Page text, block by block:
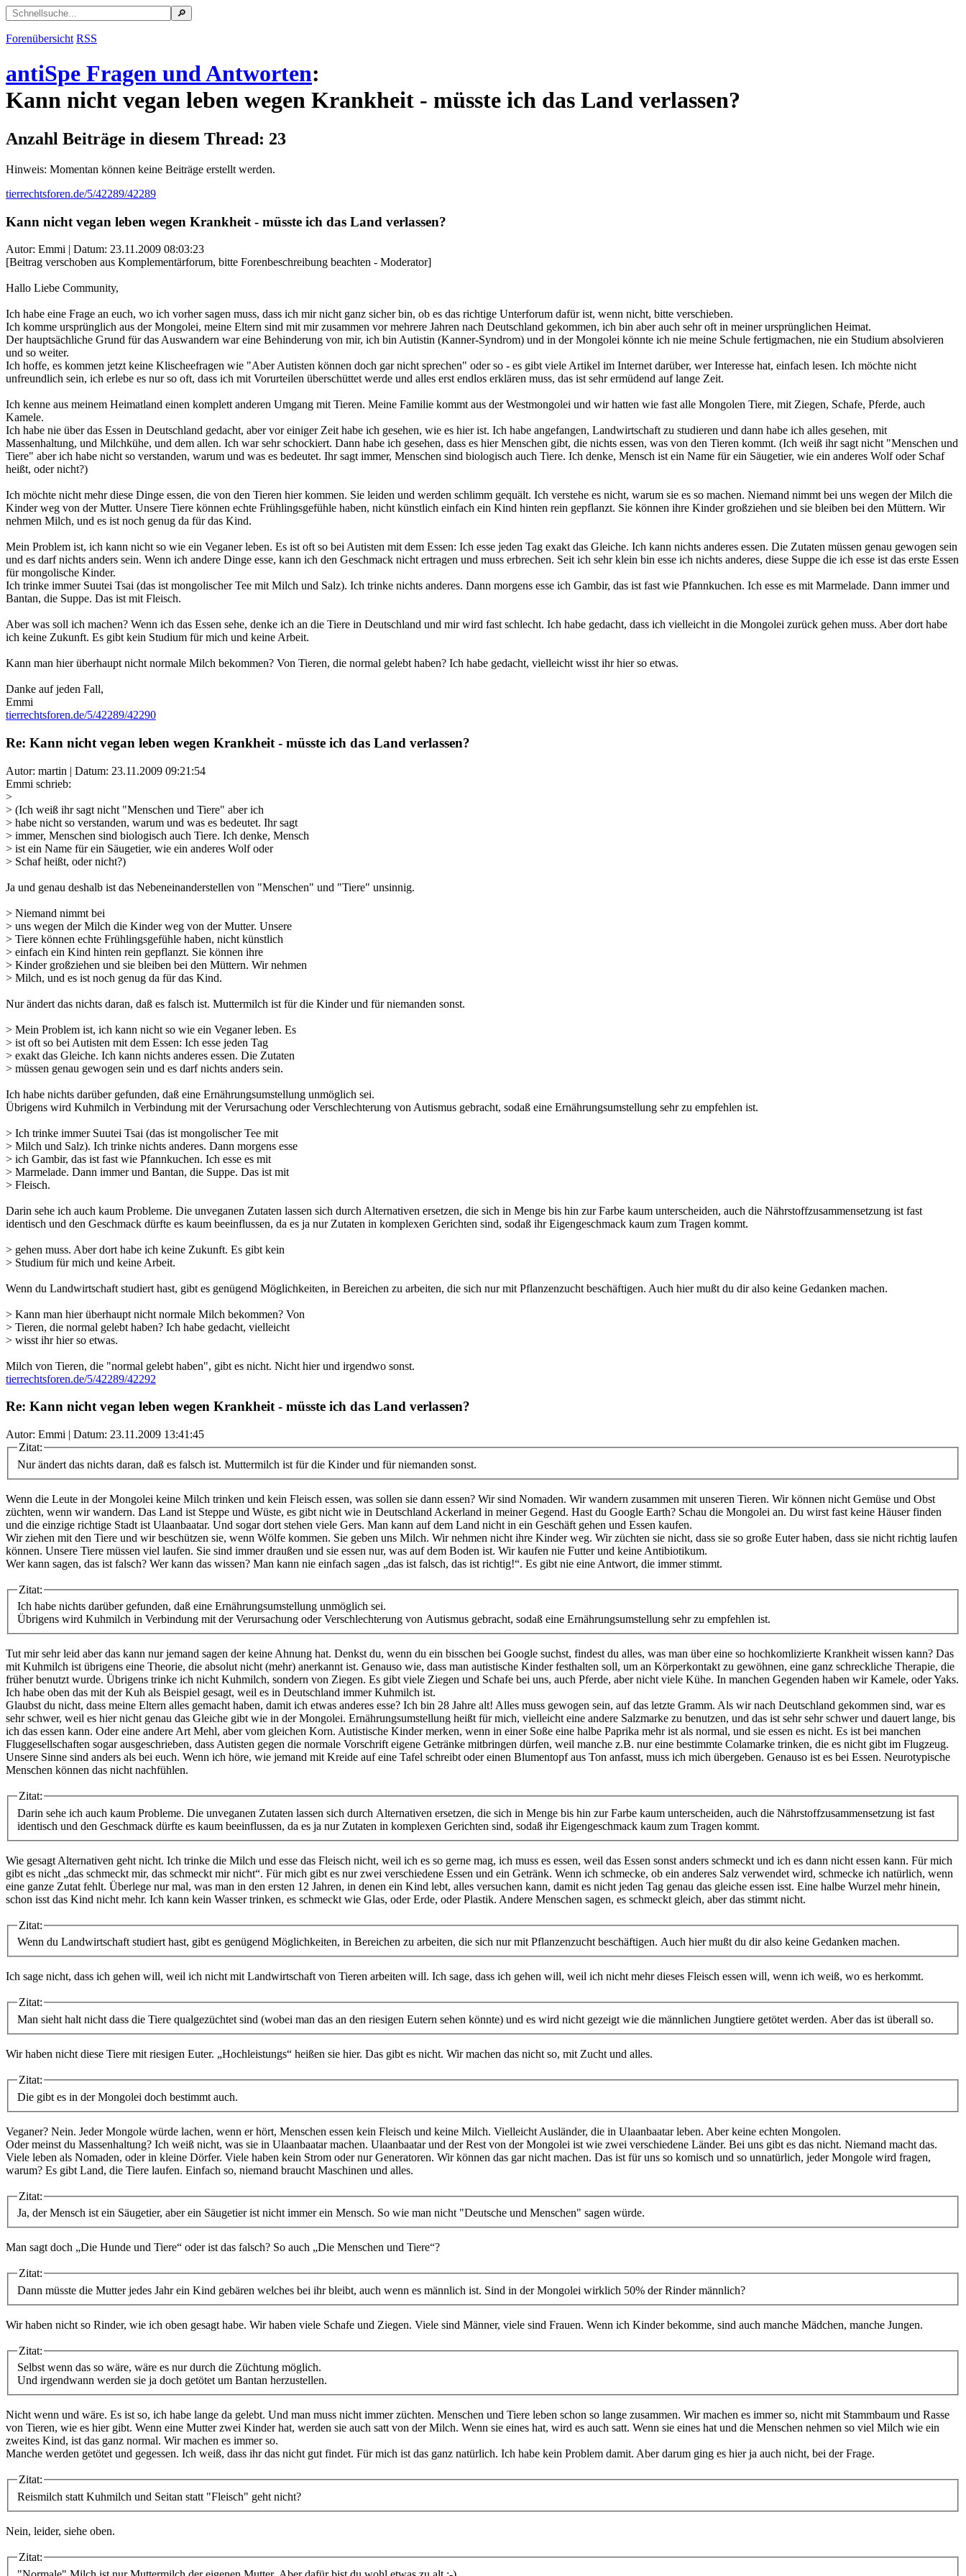
Forenübersicht RSS
antiSpe Fragen und Antworten:
Kann nicht vegan leben wegen Krankheit - müsste ich das Land verlassen?
Anzahl Beiträge in diesem Thread: 23
Hinweis: Momentan können keine Beiträge erstellt werden.
tierrechtsforen.de/5/42289/42289
Kann nicht vegan leben wegen Krankheit - müsste ich das Land verlassen?
Autor: Emmi | Datum: 23.11.2009 08:03:23
[Beitrag verschoben aus Komplementärforum, bitte Forenbeschreibung beachten - Moderator]
Hallo Liebe Community,
Ich habe eine Frage an euch, wo ich vorher sagen muss, dass ich mir nicht ganz sicher bin, ob es das richtige Unterforum dafür ist, wenn nicht, bitte verschieben.
Ich komme ursprünglich aus der Mongolei, meine Eltern sind mit mir zusammen vor mehrere Jahren nach Deutschland gekommen, ich bin aber auch sehr oft in meiner ursprünglichen Heimat.
Der hauptsächliche Grund für das Auswandern war eine Behinderung von mir, ich bin Autistin (Kanner-Syndrom) und in der Mongolei könnte ich nie meine Schule fertigmachen, nie ein Studium absolvieren
und so weiter.
Ich hoffe, es kommen jetzt keine Klischeefragen wie "Aber Autisten können doch gar nicht sprechen" oder so - es gibt viele Artikel im Internet darüber, wer Interesse hat, einfach lesen. Ich möchte nicht
unfreundlich sein, ich erlebe es nur so oft, dass ich mit Vorurteilen überschüttet werde und alles erst endlos erklären muss, das ist sehr ermüdend auf lange Zeit.
Ich kenne aus meinem Heimatland einen komplett anderen Umgang mit Tieren. Meine Familie kommt aus der Westmongolei und wir hatten wie fast alle Mongolen Tiere, mit Ziegen, Schafe, Pferde, auch
Kamele.
Ich habe nie über das Essen in Deutschland gedacht, aber vor einiger Zeit habe ich gesehen, wie es hier ist. Ich habe angefangen, Landwirtschaft zu studieren und dann habe ich alles gesehen, mit
Massenhaltung, und Milchkühe, und dem allen. Ich war sehr schockiert. Dann habe ich gesehen, dass es hier Menschen gibt, die nichts essen, was von den Tieren kommt. (Ich weiß ihr sagt nicht "Menschen und
Tiere" aber ich habe nicht so verstanden, warum und was es bedeutet. Ihr sagt immer, Menschen sind biologisch auch Tiere. Ich denke, Mensch ist ein Name für ein Säugetier, wie ein anderes Wolf oder Schaf
heißt, oder nicht?)
Ich möchte nicht mehr diese Dinge essen, die von den Tieren hier kommen. Sie leiden und werden schlimm gequält. Ich verstehe es nicht, warum sie es so machen. Niemand nimmt bei uns wegen der Milch die
Kinder weg von der Mutter. Unsere Tiere können echte Frühlingsgefühle haben, nicht künstlich einfach ein Kind hinten rein gepflanzt. Sie können ihre Kinder großziehen und sie bleiben bei den Müttern. Wir
nehmen Milch, und es ist noch genug da für das Kind.
Mein Problem ist, ich kann nicht so wie ein Veganer leben. Es ist oft so bei Autisten mit dem Essen: Ich esse jeden Tag exakt das Gleiche. Ich kann nichts anderes essen. Die Zutaten müssen genau gewogen sein
und es darf nichts anders sein. Wenn ich andere Dinge esse, kann ich den Geschmack nicht ertragen und muss erbrechen. Seit ich sehr klein bin esse ich nichts anderes, diese Suppe die ich esse ist das erste Essen
für mongolische Kinder.
Ich trinke immer Suutei Tsai (das ist mongolischer Tee mit Milch und Salz). Ich trinke nichts anderes. Dann morgens esse ich Gambir, das ist fast wie Pfannkuchen. Ich esse es mit Marmelade. Dann immer und
Bantan, die Suppe. Das ist mit Fleisch.
Aber was soll ich machen? Wenn ich das Essen sehe, denke ich an die Tiere in Deutschland und mir wird fast schlecht. Ich habe gedacht, dass ich vielleicht in die Mongolei zurück gehen muss. Aber dort habe
ich keine Zukunft. Es gibt kein Studium für mich und keine Arbeit.
Kann man hier überhaupt nicht normale Milch bekommen? Von Tieren, die normal gelebt haben? Ich habe gedacht, vielleicht wisst ihr hier so etwas.
Danke auf jeden Fall,
Emmi
tierrechtsforen.de/5/42289/42290
Re: Kann nicht vegan leben wegen Krankheit - müsste ich das Land verlassen?
Autor: martin | Datum: 23.11.2009 09:21:54
Emmi schrieb:
>
> (Ich weiß ihr sagt nicht "Menschen und Tiere" aber ich
> habe nicht so verstanden, warum und was es bedeutet. Ihr sagt
> immer, Menschen sind biologisch auch Tiere. Ich denke, Mensch
> ist ein Name für ein Säugetier, wie ein anderes Wolf oder
> Schaf heißt, oder nicht?)
Ja und genau deshalb ist das Nebeneinanderstellen von "Menschen" und "Tiere" unsinnig.
> Niemand nimmt bei
> uns wegen der Milch die Kinder weg von der Mutter. Unsere
> Tiere können echte Frühlingsgefühle haben, nicht künstlich
> einfach ein Kind hinten rein gepflanzt. Sie können ihre
> Kinder großziehen und sie bleiben bei den Müttern. Wir nehmen
> Milch, und es ist noch genug da für das Kind.
Nur ändert das nichts daran, daß es falsch ist. Muttermilch ist für die Kinder und für niemanden sonst.
> Mein Problem ist, ich kann nicht so wie ein Veganer leben. Es
> ist oft so bei Autisten mit dem Essen: Ich esse jeden Tag
> exakt das Gleiche. Ich kann nichts anderes essen. Die Zutaten
> müssen genau gewogen sein und es darf nichts anders sein.
Ich habe nichts darüber gefunden, daß eine Ernährungsumstellung unmöglich sei.
Übrigens wird Kuhmilch in Verbindung mit der Verursachung oder Verschlechterung von Autismus gebracht, sodaß eine Ernährungsumstellung sehr zu empfehlen ist.
> Ich trinke immer Suutei Tsai (das ist mongolischer Tee mit
> Milch und Salz). Ich trinke nichts anderes. Dann morgens esse
> ich Gambir, das ist fast wie Pfannkuchen. Ich esse es mit
> Marmelade. Dann immer und Bantan, die Suppe. Das ist mit
> Fleisch.
Darin sehe ich auch kaum Probleme. Die unveganen Zutaten lassen sich durch Alternativen ersetzen, die sich in Menge bis hin zur Farbe kaum unterscheiden, auch die Nährstoffzusammensetzung ist fast
identisch und den Geschmack dürfte es kaum beeinflussen, da es ja nur Zutaten in komplexen Gerichten sind, sodaß ihr Eigengeschmack kaum zum Tragen kommt.
> gehen muss. Aber dort habe ich keine Zukunft. Es gibt kein
> Studium für mich und keine Arbeit.
Wenn du Landwirtschaft studiert hast, gibt es genügend Möglichkeiten, in Bereichen zu arbeiten, die sich nur mit Pflanzenzucht beschäftigen. Auch hier mußt du dir also keine Gedanken machen.
> Kann man hier überhaupt nicht normale Milch bekommen? Von
> Tieren, die normal gelebt haben? Ich habe gedacht, vielleicht
> wisst ihr hier so etwas.
Milch von Tieren, die "normal gelebt haben", gibt es nicht. Nicht hier und irgendwo sonst.
tierrechtsforen.de/5/42289/42292
Re: Kann nicht vegan leben wegen Krankheit - müsste ich das Land verlassen?
Autor: Emmi | Datum: 23.11.2009 13:41:45
Zitat:
Nur ändert das nichts daran, daß es falsch ist. Muttermilch ist für die Kinder und für niemanden sonst.
Wenn die Leute in der Mongolei keine Milch trinken und kein Fleisch essen, was sollen sie dann essen? Wir sind Nomaden. Wir wandern zusammen mit unseren Tieren. Wir können nicht Gemüse und Obst
züchten, wenn wir wandern. Das Land ist Steppe und Wüste, es gibt nicht wie in Deutschland Ackerland in meiner Gegend. Hast du Google Earth? Schau die Mongolei an. Du wirst fast keine Häuser finden
und die einzige richtige Stadt ist Ulaanbaatar. Und sogar dort stehen viele Gers. Man kann auf dem Land nicht in ein Geschäft gehen und Essen kaufen.
Wir ziehen mit den Tiere und wir beschützen sie, wenn Wölfe kommen. Sie geben uns Milch. Wir nehmen nicht ihre Kinder weg. Wir züchten sie nicht, dass sie so große Euter haben, dass sie nicht richtig laufen
können. Unsere Tiere müssen viel laufen. Sie sind immer draußen und sie essen nur, was auf dem Boden ist. Wir kaufen nie Futter und keine Antibiotikum.
Wer kann sagen, das ist falsch? Wer kann das wissen? Man kann nie einfach sagen „das ist falsch, das ist richtig!“. Es gibt nie eine Antwort, die immer stimmt.
Zitat:
Ich habe nichts darüber gefunden, daß eine Ernährungsumstellung unmöglich sei.
Übrigens wird Kuhmilch in Verbindung mit der Verursachung oder Verschlechterung von Autismus gebracht, sodaß eine Ernährungsumstellung sehr zu empfehlen ist.
Tut mir sehr leid aber das kann nur jemand sagen der keine Ahnung hat. Denkst du, wenn du ein bisschen bei Google suchst, findest du alles, was man über eine so hochkomlizierte Krankheit wissen kann? Das
mit Kuhmilch ist übrigens eine Theorie, die absolut nicht (mehr) anerkannt ist. Genauso wie, dass man autistische Kinder festhalten soll, um an Körperkontakt zu gewöhnen, eine ganz schreckliche Therapie, die
früher benutzt wurde. Übrigens trinke ich nicht Kuhmilch, sondern von Ziegen. Es gibt viele Ziegen und Schafe bei uns, auch Pferde, aber nicht viele Kühe. In manchen Gegenden haben wir Kamele, oder Yaks.
Ich habe oben das mit der Kuh als Beispiel gesagt, weil es in Deutschland immer Kuhmilch ist.
Glaubst du nicht, dass meine Eltern alles gemacht haben, damit ich etwas anderes esse? Ich bin 28 Jahre alt! Alles muss gewogen sein, auf das letzte Gramm. Als wir nach Deutschland gekommen sind, war es
sehr schwer, weil es hier nicht genau das Gleiche gibt wie in der Mongolei. Ernährungsumstellung heißt für mich, vielleicht eine andere Salzmarke zu benutzen, und das ist sehr sehr schwer und dauert lange, bis
ich das essen kann. Oder eine andere Art Mehl, aber vom gleichen Korn. Autistische Kinder merken, wenn in einer Soße eine halbe Paprika mehr ist als normal, und sie essen es nicht. Es ist bei manchen
Fluggesellschaften sogar ausgeschrieben, dass Autisten gegen die normale Vorschrift eigene Getränke mitbringen dürfen, weil manche z.B. nur eine bestimmte Colamarke trinken, die es nicht gibt im Flugzeug.
Unsere Sinne sind anders als bei euch. Wenn ich höre, wie jemand mit Kreide auf eine Tafel schreibt oder einen Blumentopf aus Ton anfasst, muss ich mich übergeben. Genauso ist es bei Essen. Neurotypische
Menschen können das nicht nachfühlen.
Zitat:
Darin sehe ich auch kaum Probleme. Die unveganen Zutaten lassen sich durch Alternativen ersetzen, die sich in Menge bis hin zur Farbe kaum unterscheiden, auch die Nährstoffzusammensetzung ist fast
identisch und den Geschmack dürfte es kaum beeinflussen, da es ja nur Zutaten in komplexen Gerichten sind, sodaß ihr Eigengeschmack kaum zum Tragen kommt.
Wie gesagt Alternativen geht nicht. Ich trinke die Milch und esse das Fleisch nicht, weil ich es so gerne mag, ich muss es essen, weil das Essen sonst anders schmeckt und ich es dann nicht essen kann. Für mich
gibt es nicht „das schmeckt mir, das schmeckt mir nicht“. Für mich gibt es nur zwei verschiedene Essen und ein Getränk. Wenn ich schmecke, ob ein anderes Salz verwendet wird, schmecke ich natürlich, wenn
eine ganze Zutat fehlt. Überlege nur mal, was man in den ersten 12 Jahren, in denen ein Kind lebt, alles versuchen kann, damit es nicht jeden Tag genau das gleiche essen isst. Eine halbe Wurzel mehr hinein,
schon isst das Kind nicht mehr. Ich kann kein Wasser trinken, es schmeckt wie Glas, oder Erde, oder Plastik. Andere Menschen sagen, es schmeckt gleich, aber das stimmt nicht.
Zitat:
Wenn du Landwirtschaft studiert hast, gibt es genügend Möglichkeiten, in Bereichen zu arbeiten, die sich nur mit Pflanzenzucht beschäftigen. Auch hier mußt du dir also keine Gedanken machen.
Ich sage nicht, dass ich gehen will, weil ich nicht mit Landwirtschaft von Tieren arbeiten will. Ich sage, dass ich gehen will, weil ich nicht mehr dieses Fleisch essen will, wenn ich weiß, wo es herkommt.
Zitat:
Man sieht halt nicht dass die Tiere qualgezüchtet sind (wobei man das an den riesigen Eutern sehen könnte) und es wird nicht gezeigt wie die männlichen Jungtiere getötet werden. Aber das ist überall so.
Wir haben nicht diese Tiere mit riesigen Euter. „Hochleistungs“ heißen sie hier. Das gibt es nicht. Wir machen das nicht so, mit Zucht und alles.
Zitat:
Die gibt es in der Mongolei doch bestimmt auch.
Veganer? Nein. Jeder Mongole würde lachen, wenn er hört, Menschen essen kein Fleisch und keine Milch. Vielleicht Ausländer, die in Ulaanbaatar leben. Aber keine echten Mongolen.
Oder meinst du Massenhaltung? Ich weiß nicht, was sie in Ulaanbaatar machen. Ulaanbaatar und der Rest von der Mongolei ist wie zwei verschiedene Länder. Bei uns gibt es das nicht. Niemand macht das.
Viele leben als Nomaden, oder in kleine Dörfer. Viele haben kein Strom oder nur Generatoren. Wir können das gar nicht machen. Das ist für uns so komisch und so unnatürlich, jeder Mongole wird fragen,
warum? Es gibt Land, die Tiere laufen. Einfach so, niemand braucht Maschinen und alles.
Zitat:
Ja, der Mensch ist ein Säugetier, aber ein Säugetier ist nicht immer ein Mensch. So wie man nicht "Deutsche und Menschen" sagen würde.
Man sagt doch „Die Hunde und Tiere“ oder ist das falsch? So auch „Die Menschen und Tiere“?
Zitat:
Dann müsste die Mutter jedes Jahr ein Kind gebären welches bei ihr bleibt, auch wenn es männlich ist. Sind in der Mongolei wirklich 50% der Rinder männlich?
Wir haben nicht so Rinder, wie ich oben gesagt habe. Wir haben viele Schafe und Ziegen. Viele sind Männer, viele sind Frauen. Wenn ich Kinder bekomme, sind auch manche Mädchen, manche Jungen.
Zitat:
Selbst wenn das so wäre, wäre es nur durch die Züchtung möglich.
Und irgendwann werden sie ja doch getötet um Bantan herzustellen.
Nicht wenn und wäre. Es ist so, ich habe lange da gelebt. Und man muss nicht immer züchten. Menschen und Tiere leben schon so lange zusammen. Wir machen es immer so, nicht mit Stammbaum und Rasse
von Tieren, wie es hier gibt. Wenn eine Mutter zwei Kinder hat, werden sie auch satt von der Milch. Wenn sie eines hat, wird es auch satt. Wenn sie eines hat und die Menschen nehmen so viel Milch wie ein
zweites Kind, ist das ganz normal. Wir machen es immer so.
Manche werden getötet und gegessen. Ich weiß, dass ihr das nicht gut findet. Für mich ist das ganz natürlich. Ich habe kein Problem damit. Aber darum ging es hier ja auch nicht, bei der Frage.
Zitat:
Reismilch statt Kuhmilch und Seitan statt "Fleisch" geht nicht?
Nein, leider, siehe oben.
Zitat: